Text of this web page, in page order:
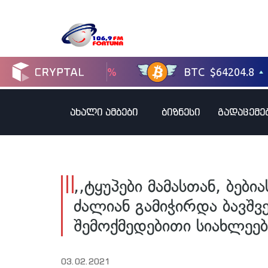
ახალი ამბები ბიზნესი
,,ტყუპები მამასთან,
ძალიან გამიჭირდა
შემოქმედებითი
03.02.2021